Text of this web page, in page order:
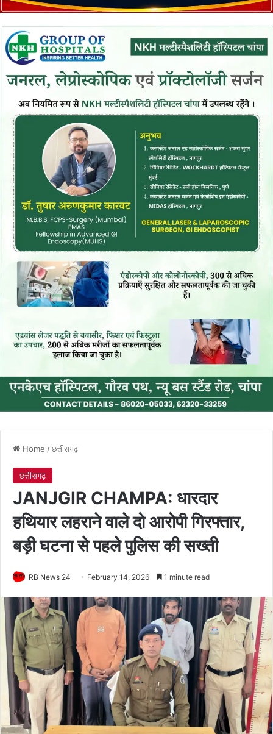
Home /छत्तीसगढ़
छत्तीसगढ़
JANJGIR CHAMPA: धारदार
हथियार लहराने वाले दो आरोपी गिरफ्तार,
बड़ी घटना से पहले पुलिस की सख्ती
RB News 24 February 14, 2026 1 minute read